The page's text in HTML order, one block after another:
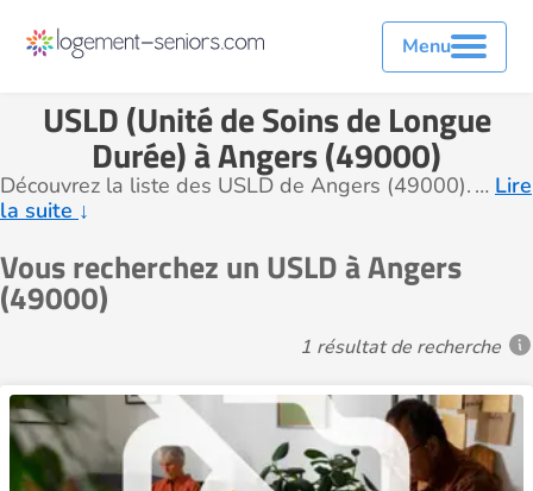
Menu
USLD (Unité de Soins de Longue
Durée) à Angers (49000)
Découvrez la liste des USLD de Angers (49000). … Lire
la suite ↓
Vous recherchez un USLD à Angers
(49000)
1 résultat de recherche